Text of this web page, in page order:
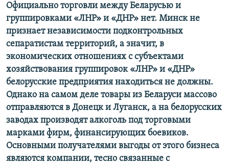
Официально торговли между Беларусью и
группировками «ЛНР» и «ДНР» нет. Минск не
признает независимости подконтрольных
сепаратистам территорий, а значит, в
экономических отношениях с субъектами
хозяйствования группировок «ЛНР» и «ДНР»
белорусские предприятия находиться не должны.
Однако на самом деле товары из Беларуси массово
отправляются в Донецк и Луганск, а на белорусских
заводах производят алкоголь под торговыми
марками фирм, финансирующих боевиков.
Основными получателями выгоды от этого бизнеса
являются компании, тесно связанные с